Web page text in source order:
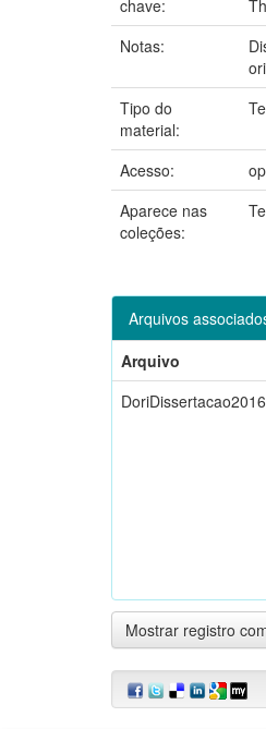
chave:
Notas:
Tipo do
material:
Acesso:
Aparece nas
coleções:
Arquivos
Arquivo
Mostrar registro